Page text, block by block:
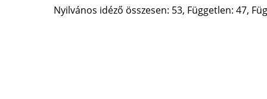
Nyilvános idéző összesen: 53, Független: 47,